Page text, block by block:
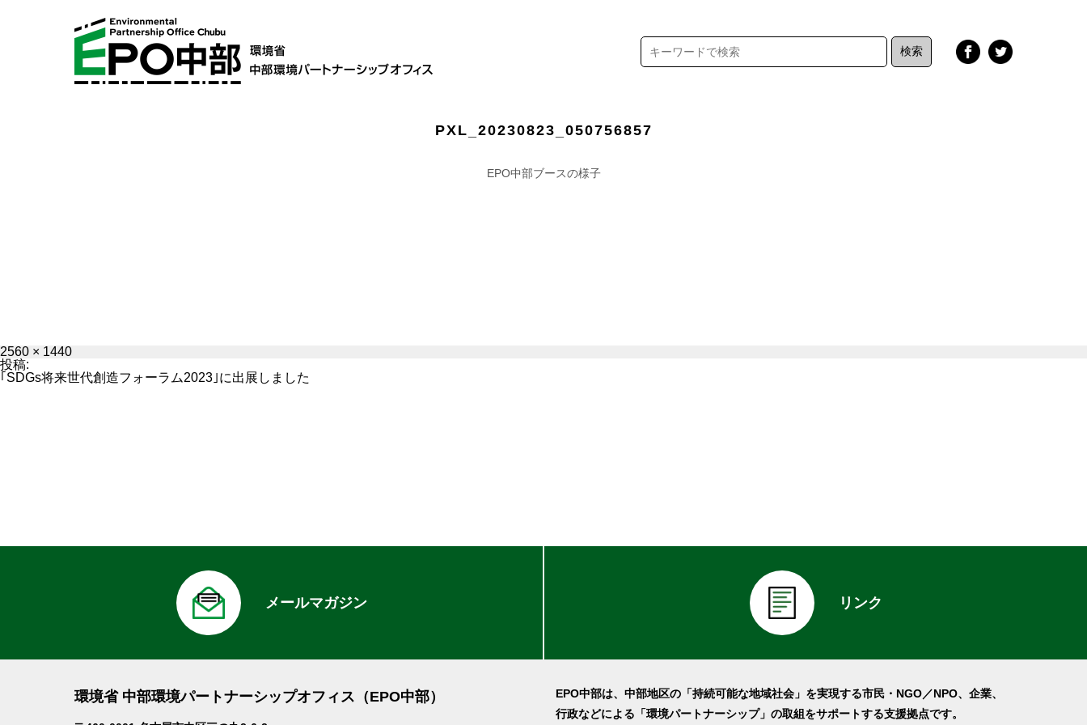
PXL_20230823_050756857
EPO中部ブースの様子
フ
ル
サ
2560 × 1440
投稿:
｢SDGs将来世代創造フォーラム2023｣に出展しました
メールマガジン リンク
環境省 中部環境パートナーシップオフィス （EPO中部）
EPO中部は、中部地区の「持続可能な地域社会」を実現する市民・NGO／NPO、企業、
行政などによる「環境パートナーシップ」の取組をサポートする支援拠点です。